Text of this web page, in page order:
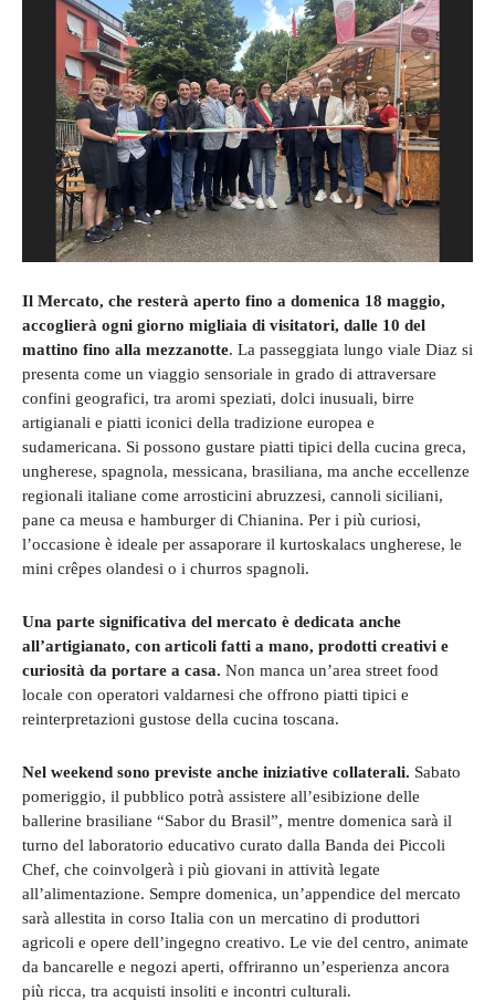
Il Mercato, che resterà aperto fino a domenica 18 maggio,
accoglierà ogni giorno migliaia di visitatori, dalle 10 del
mattino fino alla mezzanotte. La passeggiata lungo viale Diaz si
presenta come un viaggio sensoriale in grado di attraversare
confini geografici, tra aromi speziati, dolci inusuali, birre
artigianali e piatti iconici della tradizione europea e
sudamericana. Si possono gustare piatti tipici della cucina greca,
ungherese, spagnola, messicana, brasiliana, ma anche eccellenze
regionali italiane come arrosticini abruzzesi, cannoli siciliani,
pane ca meusa e hamburger di Chianina. Per i più curiosi,
l’occasione è ideale per assaporare il kurtoskalacs ungherese, le
mini crêpes olandesi o i churros spagnoli.
Una parte significativa del mercato è dedicata anche
all’artigianato, con articoli fatti a mano, prodotti creativi e
curiosità da portare a casa. Non manca un’area street food
locale con operatori valdarnesi che offrono piatti tipici e
reinterpretazioni gustose della cucina toscana.
Nel weekend sono previste anche iniziative collaterali. Sabato
pomeriggio, il pubblico potrà assistere all’esibizione delle
ballerine brasiliane “Sabor du Brasil”, mentre domenica sarà il
turno del laboratorio educativo curato dalla Banda dei Piccoli
Chef, che coinvolgerà i più giovani in attività legate
all’alimentazione. Sempre domenica, un’appendice del mercato
sarà allestita in corso Italia con un mercatino di produttori
agricoli e opere dell’ingegno creativo. Le vie del centro, animate
da bancarelle e negozi aperti, offriranno un’esperienza ancora
più ricca, tra acquisti insoliti e incontri culturali.